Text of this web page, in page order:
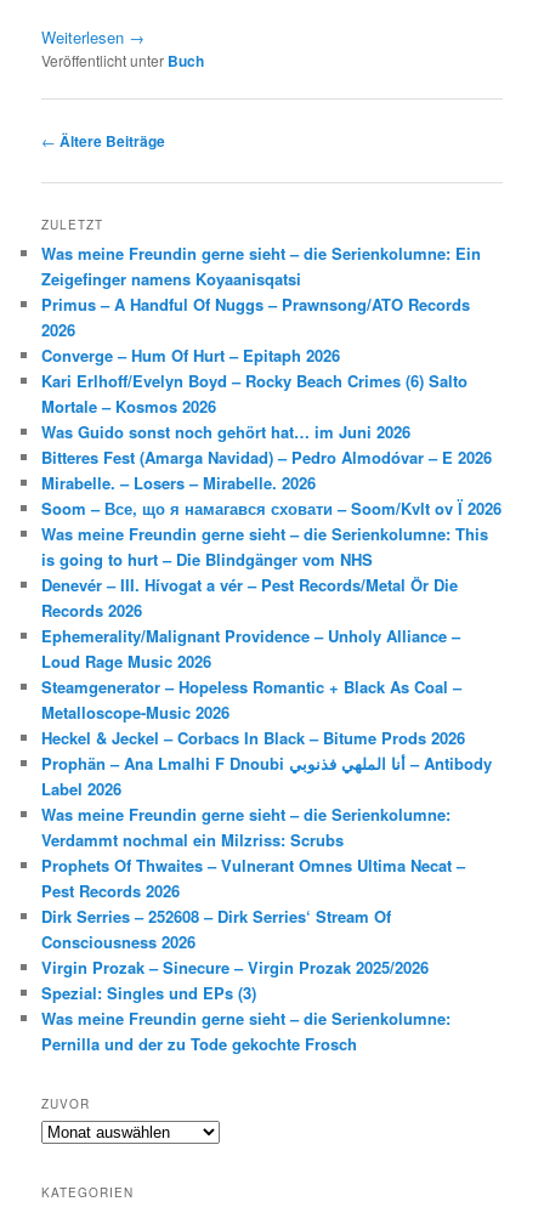
Weiterlesen →
Veröffentlicht unter Buch
Beitragsnavigation
← Ältere Beiträge
ZULETZT
Was meine Freundin gerne sieht – die Serienkolumne: Ein
Zeigefinger namens Koyaanisqatsi
Primus – A Handful Of Nuggs – Prawnsong/ATO Records
2026
Converge – Hum Of Hurt – Epitaph 2026
Kari Erlhoff/Evelyn Boyd – Rocky Beach Crimes (6) Salto
Mortale – Kosmos 2026
Was Guido sonst noch gehört hat… im Juni 2026
Bitteres Fest (Amarga Navidad) – Pedro Almodóvar – E 2026
Mirabelle. – Losers – Mirabelle. 2026
Soom – Все, що я намагався сховати – Soom/Kvlt ov Ї 2026
Was meine Freundin gerne sieht – die Serienkolumne: This
is going to hurt – Die Blindgänger vom NHS
Denevér – III. Hívogat a vér – Pest Records/Metal Ör Die
Records 2026
Ephemerality/Malignant Providence – Unholy Alliance –
Loud Rage Music 2026
Steamgenerator – Hopeless Romantic + Black As Coal –
Metalloscope-Music 2026
Heckel & Jeckel – Corbacs In Black – Bitume Prods 2026
Prophän – Ana Lmalhi F Dnoubi أنا الملهي فذنوبي – Antibody
Label 2026
Was meine Freundin gerne sieht – die Serienkolumne:
Verdammt nochmal ein Milzriss: Scrubs
Prophets Of Thwaites – Vulnerant Omnes Ultima Necat –
Pest Records 2026
Dirk Serries – 252608 – Dirk Serries‘ Stream Of
Consciousness 2026
Virgin Prozak – Sinecure – Virgin Prozak 2025/2026
Spezial: Singles und EPs (3)
Was meine Freundin gerne sieht – die Serienkolumne:
Pernilla und der zu Tode gekochte Frosch
ZUVOR
Zuvor
KATEGORIEN